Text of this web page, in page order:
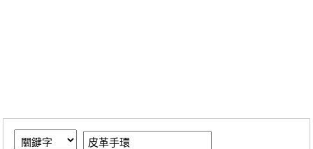
繪圖藝廊
交流中心